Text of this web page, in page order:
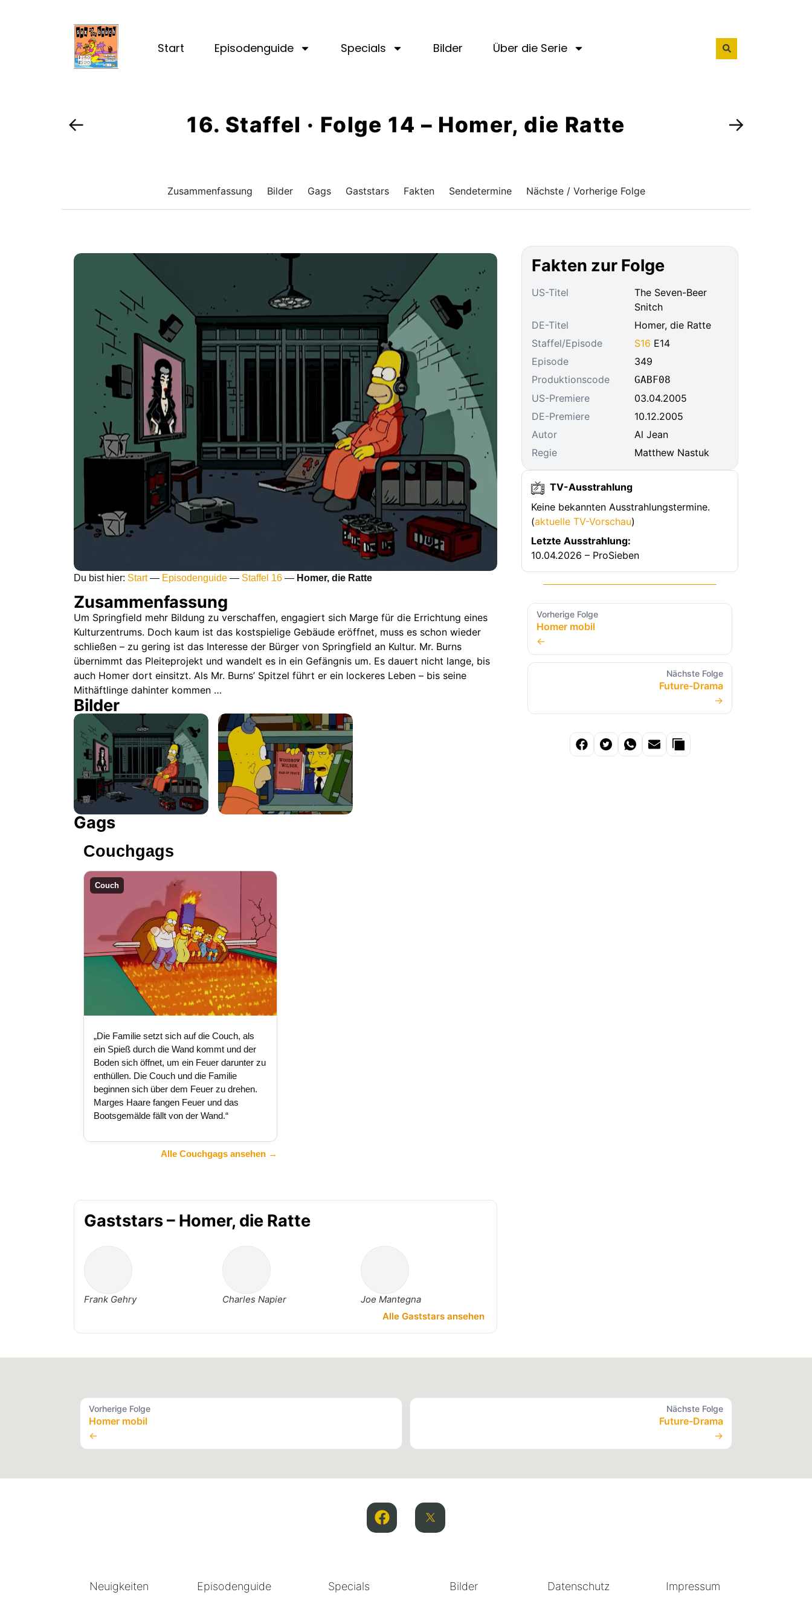
Start Episodenguide Specials Bilder Über die Serie
← 16. Staffel · Folge 14 – Homer, die Ratte →
Zusammenfassung Bilder Gags Gaststars Fakten Sendetermine Nächste / Vorherige Folge
Du bist hier: Start— Episodenguide — Staffel 16 — Homer, die Ratte
Zusammenfassung
Um Springfield mehr Bildung zu verschaffen, engagiert sich Marge für die Errichtung eines
Kulturzentrums. Doch kaum ist das kostspielige Gebäude eröffnet, muss es schon wieder
schließen – zu gering ist das Interesse der Bürger von Springfield an Kultur. Mr. Burns
übernimmt das Pleiteprojekt und wandelt es in ein Gefängnis um. Es dauert nicht lange, bis
auch Homer dort einsitzt. Als Mr. Burns’ Spitzel führt er ein lockeres Leben – bis seine
Mithäftlinge dahinter kommen …
Bilder
Gags
Couchgags
Couch
„Die Familie setzt sich auf die Couch, als
ein Spieß durch die Wand kommt und der
Boden sich öffnet, um ein Feuer darunter zu
enthüllen. Die Couch und die Familie
beginnen sich über dem Feuer zu drehen.
Marges Haare fangen Feuer und das
Bootsgemälde fällt von der Wand.“
Alle Couchgags ansehen →
Gaststars – Homer, die Ratte
Frank Gehry Charles Napier
Joe Mantegna
Alle Gaststars ansehen
Fakten zur Folge
US-Titel
The Seven-Beer
Snitch
DE-Titel
Homer, die Ratte
Staffel/Episode
S16 E14
Episode
349
Produktionscode
GABF08
US-Premiere
03.04.2005
DE-Premiere
10.12.2005
Autor
Al Jean
Regie
Matthew Nastuk
TV-Ausstrahlung
Keine bekannten Ausstrahlungstermine.
(aktuelle TV-Vorschau)
Letzte Ausstrahlung:
10.04.2026 – ProSieben
Vorherige Folge
Homer mobil
←
Nächste Folge
Future-Drama
→
Vorherige Folge
Homer mobil
←
Nächste Folge
Future-Drama
→
Neuigkeiten Episodenguide Specials Bilder Datenschutz Impressum